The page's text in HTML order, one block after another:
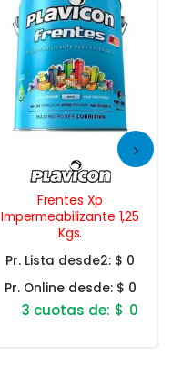
Frentes Xp
Impermeabilizante 1,25
Kgs.
Pr. Lista desde2: $ 0
Pr. Online desde: $ 0
$ 0